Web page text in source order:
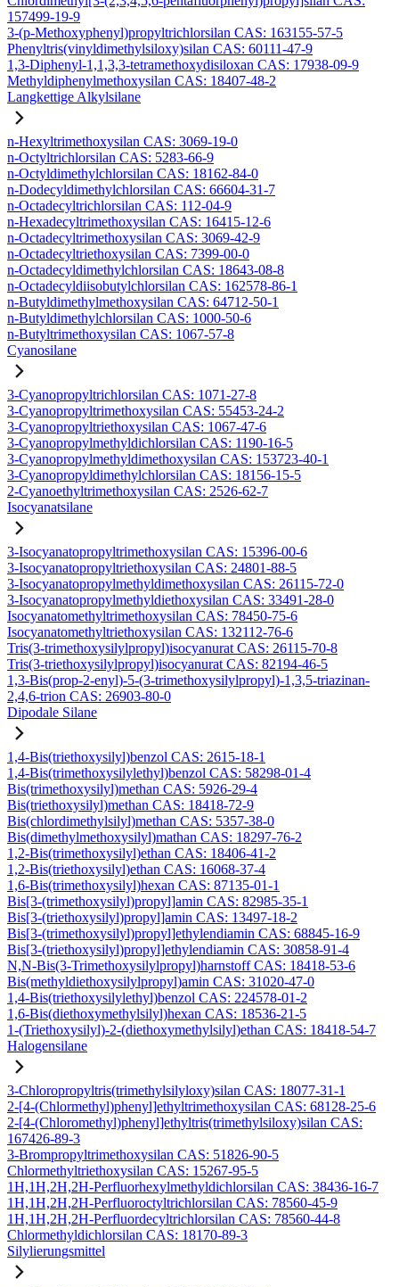
157499-19-9
3-(p-Methoxyphenyl)propyltrichlorsilan CAS: 163155-57-5
Phenyltris(vinyldimethylsiloxy)silan CAS: 60111-47-9
1,3-Diphenyl-1,1,3,3-tetramethoxydisiloxan CAS: 17938-09-9
Methyldiphenylmethoxysilan CAS: 18407-48-2
Langkettige Alkylsilane
n-Hexyltrimethoxysilan CAS: 3069-19-0
n-Octyltrichlorsilan CAS: 5283-66-9
n-Octyldimethylchlorsilan CAS: 18162-84-0
n-Dodecyldimethylchlorsilan CAS: 66604-31-7
n-Octadecyltrichlorsilan CAS: 112-04-9
n-Hexadecyltrimethoxysilan CAS: 16415-12-6
n-Octadecyltrimethoxysilan CAS: 3069-42-9
n-Octadecyltriethoxysilan CAS: 7399-00-0
n-Octadecyldimethylchlorsilan CAS: 18643-08-8
n-Octadecyldiisobutylchlorsilan CAS: 162578-86-1
n-Butyldimethylmethoxysilan CAS: 64712-50-1
n-Butyldimethylchlorsilan CAS: 1000-50-6
n-Butyltrimethoxysilan CAS: 1067-57-8
Cyanosilane
3-Cyanopropyltrichlorsilan CAS: 1071-27-8
3-Cyanopropyltrimethoxysilan CAS: 55453-24-2
3-Cyanopropyltriethoxysilan CAS: 1067-47-6
3-Cyanopropylmethyldichlorsilan CAS: 1190-16-5
3-Cyanopropylmethyldimethoxysilan CAS: 153723-40-1
3-Cyanopropyldimethylchlorsilan CAS: 18156-15-5
2-Cyanoethyltrimethoxysilan CAS: 2526-62-7
Isocyanatsilane
3-Isocyanatopropyltrimethoxysilan CAS: 15396-00-6
3-Isocyanatopropyltriethoxysilan CAS: 24801-88-5
3-Isocyanatopropylmethyldimethoxysilan CAS: 26115-72-0
3-Isocyanatopropylmethyldiethoxysilan CAS: 33491-28-0
Isocyanatomethyltrimethoxysilan CAS: 78450-75-6
Isocyanatomethyltriethoxysilan CAS: 132112-76-6
Tris(3-trimethoxysilylpropyl)isocyanurat CAS: 26115-70-8
Tris(3-triethoxysilylpropyl)isocyanurat CAS: 82194-46-5
1,3-Bis(prop-2-enyl)-5-(3-trimethoxysilylpropyl)-1,3,5-triazinan-
2,4,6-trion CAS: 26903-80-0
Dipodale Silane
1,4-Bis(triethoxysilyl)benzol CAS: 2615-18-1
1,4-Bis(trimethoxysilylethyl)benzol CAS: 58298-01-4
Bis(trimethoxysilyl)methan CAS: 5926-29-4
Bis(triethoxysilyl)methan CAS: 18418-72-9
Bis(chlordimethylsilyl)methan CAS: 5357-38-0
Bis(dimethylmethoxysilyl)mathan CAS: 18297-76-2
1,2-Bis(trimethoxysilyl)ethan CAS: 18406-41-2
1,2-Bis(triethoxysilyl)ethan CAS: 16068-37-4
1,6-Bis(trimethoxysilyl)hexan CAS: 87135-01-1
Bis[3-(trimethoxysilyl)propyl]amin CAS: 82985-35-1
Bis[3-(triethoxysilyl)propyl]amin CAS: 13497-18-2
Bis[3-(trimethoxysilyl)propyl]ethylendiamin CAS: 68845-16-9
Bis[3-(triethoxysilyl)propyl]ethylendiamin CAS: 30858-91-4
N,N-Bis(3-Trimethoxysilylpropyl)harnstoff CAS: 18418-53-6
Bis(methyldiethoxysilylpropyl)amin CAS: 31020-47-0
1,4-Bis(triethoxysilylethyl)benzol CAS: 224578-01-2
1,6-Bis(diethoxymethylsilyl)hexan CAS: 18536-21-5
1-(Triethoxysilyl)-2-(diethoxymethylsilyl)ethan CAS: 18418-54-7
Halogensilane
3-Chloropropyltris(trimethylsilyloxy)silan CAS: 18077-31-1
2-[4-(Chlormethyl)phenyl]ethyltrimethoxysilan CAS: 68128-25-6
2-[4-(Chloromethyl)phenyl]ethyltris(trimethylsiloxy)silan CAS:
167426-89-3
3-Brompropyltrimethoxysilan CAS: 51826-90-5
Chlormethyltriethoxysilan CAS: 15267-95-5
1H,1H,2H,2H-Perfluorhexylmethyldichlorsilan CAS: 38436-16-7
1H,1H,2H,2H-Perfluoroctyltrichlorsilan CAS: 78560-45-9
1H,1H,2H,2H-Perfluordecyltrichlorsilan CAS: 78560-44-8
Chlormethyldichlorsilan CAS: 18170-89-3
Silylierungsmittel